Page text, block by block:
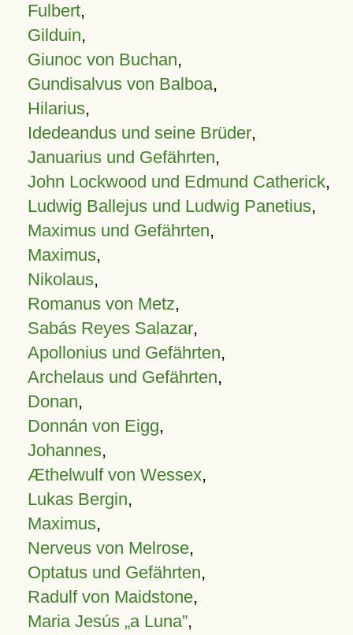
Fulbert,
Gilduin,
Giunoc von Buchan,
Gundisalvus von Balboa,
Hilarius,
Idedeandus und seine Brüder,
Januarius und Gefährten,
John Lockwood und Edmund Catherick,
Ludwig Ballejus und Ludwig Panetius,
Maximus und Gefährten,
Maximus,
Nikolaus,
Romanus von Metz,
Sabás Reyes Salazar,
Apollonius und Gefährten,
Archelaus und Gefährten,
Donan,
Donnán von Eigg,
Johannes,
Æthelwulf von Wessex,
Lukas Bergin,
Maximus,
Nerveus von Melrose,
Optatus und Gefährten,
Radulf von Maidstone,
Maria Jesús „a Luna”,